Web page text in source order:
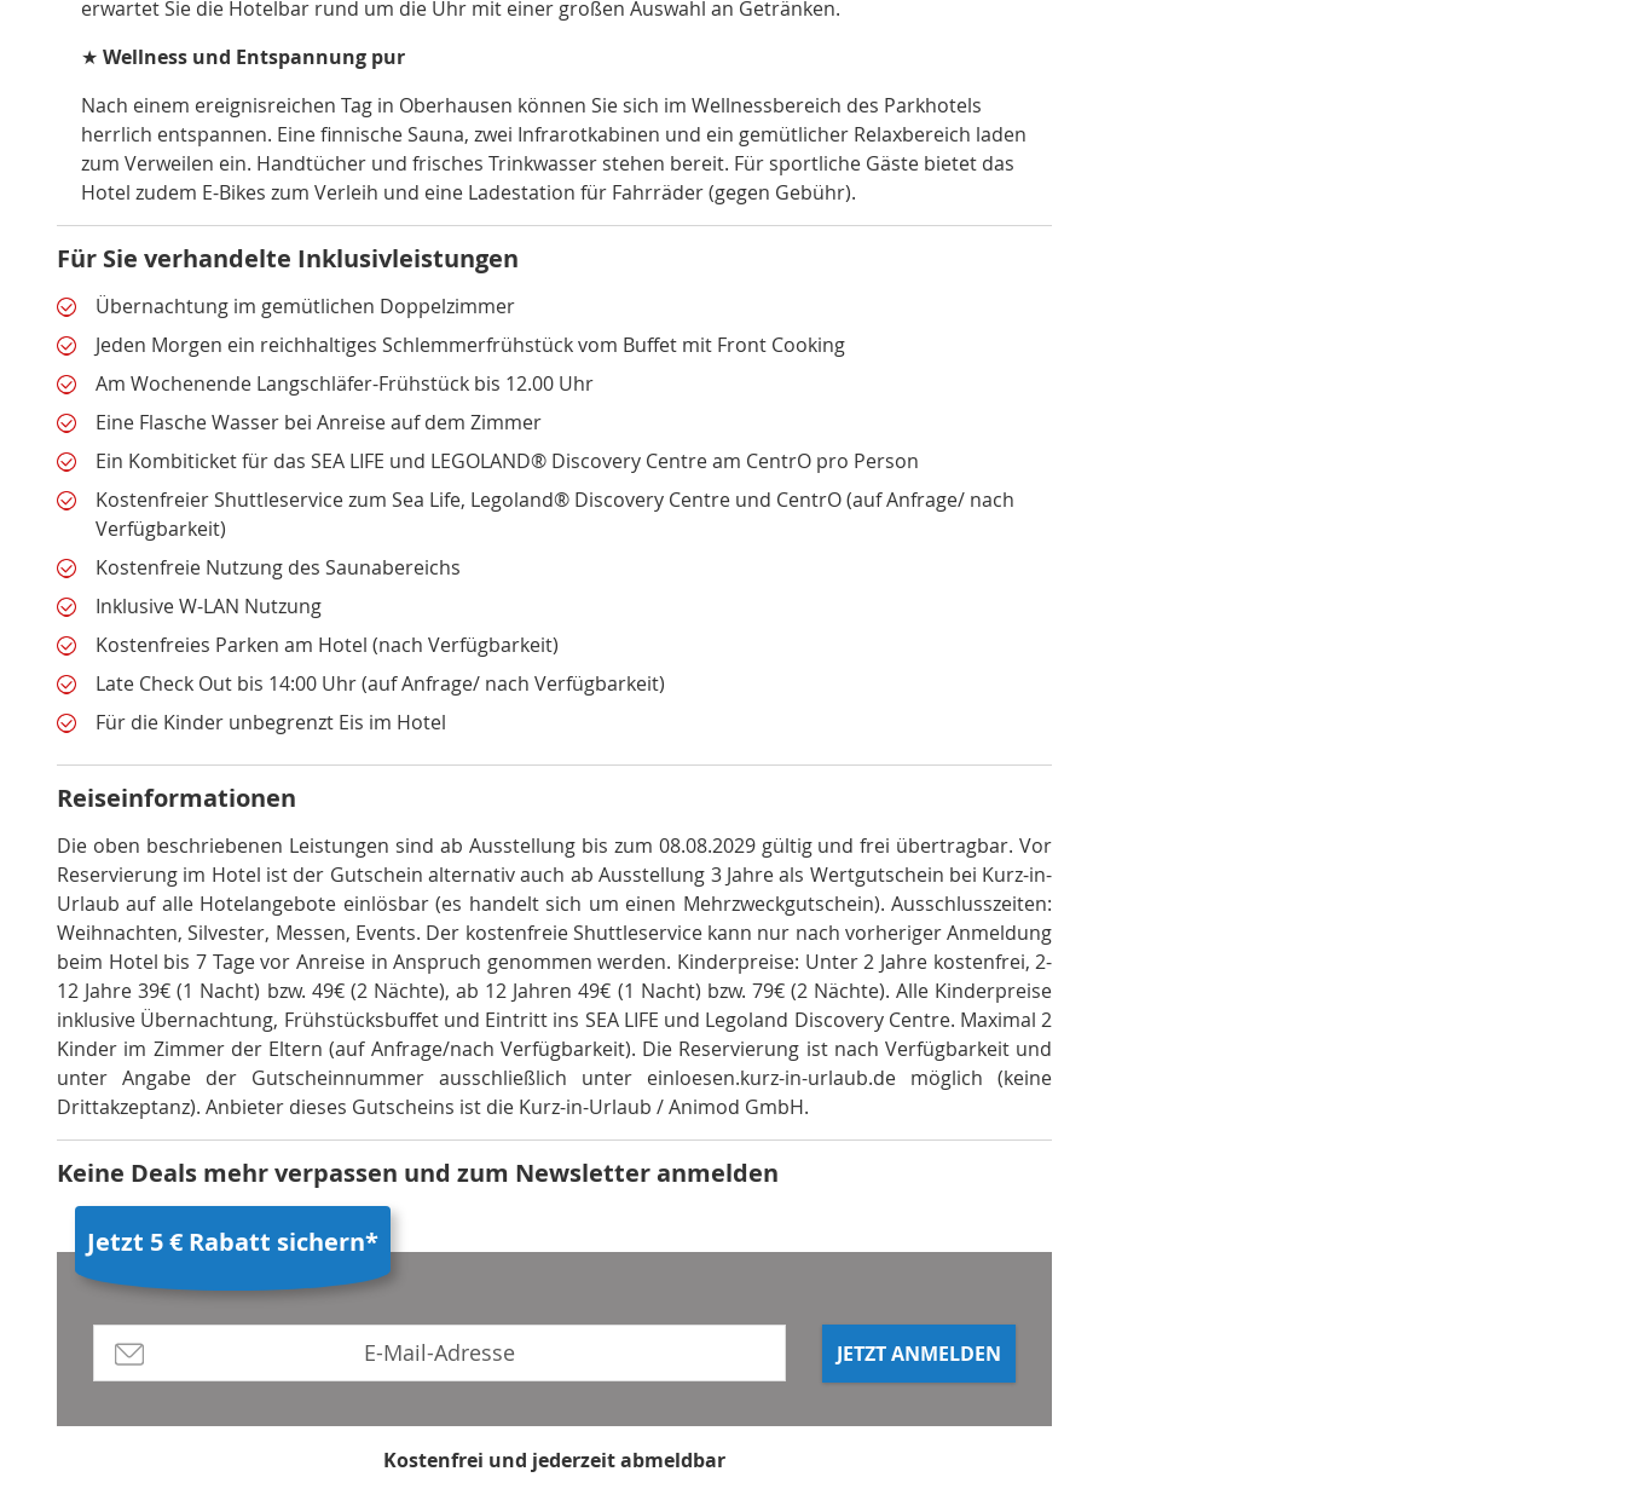
erwartet Sie die Hotelbar rund um die Uhr mit einer großen Auswahl an Getränken.
★ Wellness und Entspannung pur
Nach einem ereignisreichen Tag in Oberhausen können Sie sich im Wellnessbereich des Parkhotels
herrlich entspannen. Eine finnische Sauna, zwei Infrarotkabinen und ein gemütlicher Relaxbereich laden
zum Verweilen ein. Handtücher und frisches Trinkwasser stehen bereit. Für sportliche Gäste bietet das
Hotel zudem E-Bikes zum Verleih und eine Ladestation für Fahrräder (gegen Gebühr).
Für Sie verhandelte Inklusivleistungen
Übernachtung im gemütlichen Doppelzimmer
Jeden Morgen ein reichhaltiges Schlemmerfrühstück vom Buffet mit Front Cooking
Am Wochenende Langschläfer-Frühstück bis 12.00 Uhr
Eine Flasche Wasser bei Anreise auf dem Zimmer
Ein Kombiticket für das SEA LIFE und LEGOLAND® Discovery Centre am CentrO pro Person
Kostenfreier Shuttleservice zum Sea Life, Legoland® Discovery Centre und CentrO (auf Anfrage/ nach
Verfügbarkeit)
Kostenfreie Nutzung des Saunabereichs
Inklusive W-LAN Nutzung
Kostenfreies Parken am Hotel (nach Verfügbarkeit)
Late Check Out bis 14:00 Uhr (auf Anfrage/ nach Verfügbarkeit)
Für die Kinder unbegrenzt Eis im Hotel
Reiseinformationen
Die oben beschriebenen Leistungen sind ab Ausstellung bis zum 08.08.2029 gültig und frei übertragbar.Vor
Reservierung im Hotel ist der Gutschein alternativ auch ab Ausstellung 3 Jahre als Wertgutschein bei Kurz-in-
Urlaub auf alle Hotelangebote einlösbar (es handelt sich um einen Mehrzweckgutschein).Ausschlusszeiten:
Weihnachten, Silvester, Messen, Events. Der kostenfreie Shuttleservice kann nur nach vorheriger Anmeldung
beim Hotel bis 7 Tage vor Anreise in Anspruch genommen werden. Kinderpreise: Unter 2 Jahre kostenfrei, 2-
12 Jahre 39€ (1 Nacht) bzw. 49€ (2 Nächte), ab 12 Jahren 49€ (1 Nacht) bzw. 79€ (2 Nächte). Alle Kinderpreise
inklusive Übernachtung, Frühstücksbuffet und Eintritt ins SEA LIFE und Legoland Discovery Centre. Maximal 2
Kinder im Zimmer der Eltern (auf Anfrage/nach Verfügbarkeit). Die Reservierung ist nach Verfügbarkeit und
unter Angabe der Gutscheinnummer ausschließlich unter einloesen.kurz-in-urlaub.de möglich (keine
Drittakzeptanz). Anbieter dieses Gutscheins ist die Kurz-in-Urlaub / Animod GmbH.
Keine Deals mehr verpassen und zum Newsletter anmelden
Jetzt 5 € Rabatt sichern*
JETZT ANMELDEN
Kostenfrei und jederzeit abmeldbar